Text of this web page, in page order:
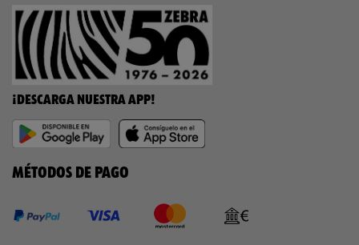
¡DESCARGA NUESTRA APP!
MÉTODOS DE PAGO